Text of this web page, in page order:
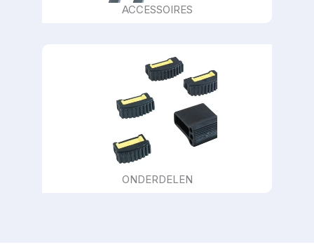
ACCESSOIRES
ONDERDELEN